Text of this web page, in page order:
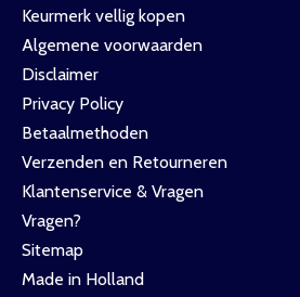
Keurmerk vellig kopen
Algemene voorwaarden
Disclaimer
Privacy Policy
Betaalmethoden
Verzenden en Retourneren
Klantenservice & Vragen
Vragen?
Sitemap
Made in Holland